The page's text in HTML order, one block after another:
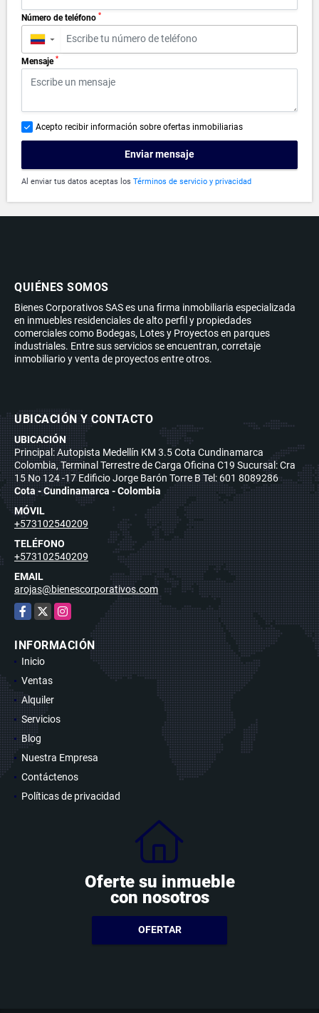
Número de teléfono *
▼
Mensaje *
Acepto recibir información sobre ofertas inmobiliarias
Enviar mensaje
Al enviar tus datos aceptas los Términos de servicio y privacidad
QUIÉNES SOMOS
Bienes Corporativos SAS es una firma inmobiliaria especializada
en inmuebles residenciales de alto perfil y propiedades
comerciales como Bodegas, Lotes y Proyectos en parques
industriales. Entre sus servicios se encuentran, corretaje
inmobiliario y venta de proyectos entre otros.
UBICACIÓN Y CONTACTO
UBICACIÓN
Principal: Autopista Medellín KM 3.5 Cota Cundinamarca
Colombia, Terminal Terrestre de Carga Oficina C19 Sucursal: Cra
15 No 124 -17 Edificio Jorge Barón Torre B Tel: 601 8089286
Cota - Cundinamarca - Colombia
MÓVIL
+573102540209
TELÉFONO
+573102540209
EMAIL
arojas@bienescorporativos.com
Facebook
X Instagram
INFORMACIÓN
Inicio
Ventas
Alquiler
Servicios
Blog
Nuestra Empresa
Contáctenos
Políticas de privacidad
Oferte su inmueble
con nosotros
OFERTAR